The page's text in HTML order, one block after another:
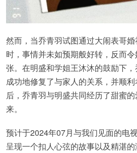
然而，当乔青羽试图通过大闹表哥
时，事情并未如预期般好转，反而
张。在明盛和学姐王沐沐的鼓励下，
成功地修复了与家人的关系，并顺
后，乔青羽与明盛共同经历了甜蜜
来。
预计于2024年07月与我们见面的电
呈现一个扣人心弦的故事以及精湛